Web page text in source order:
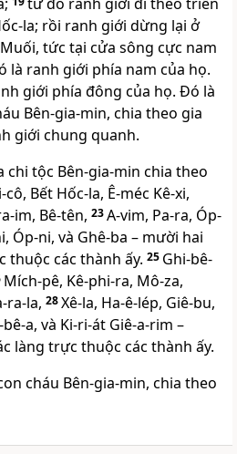
la; rồi ranh giới dừng lại ở
tức tại cửa sông cực nam
là ranh giới phía nam của họ.
giới phía đông của họ. Ðó là
Bên-gia-min, chia theo gia
giới chung quanh.
chi tộc Bên-gia-min chia theo
Bết Hốc-la, Ê-méc Kê-xi,
im, Bê-tên, 23A-vim, Pa-ra, Óp-
Óp-ni, và Ghê-ba – mười hai
thuộc các thành ấy. 25 Ghi-bê-
Mích-pê, Kê-phi-ra, Mô-za,
ra-la, 28Xê-la, Ha-ê-lép, Giê-bu,
a, và Ki-ri-át Giê-a-rim –
làng trực thuộc các thành ấy.
cháu Bên-gia-min, chia theo